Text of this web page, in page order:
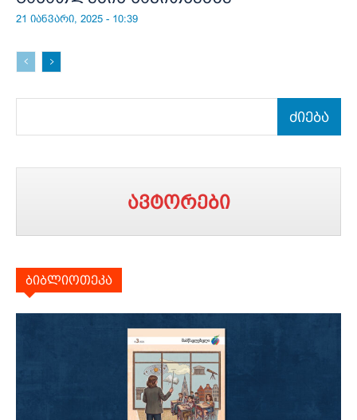
21 იანვარი, 2025 - 10:39
ძიება
ავტორები
ბიბლიოთეკა